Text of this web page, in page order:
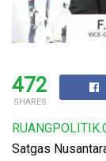
472
SHARES
Satgas